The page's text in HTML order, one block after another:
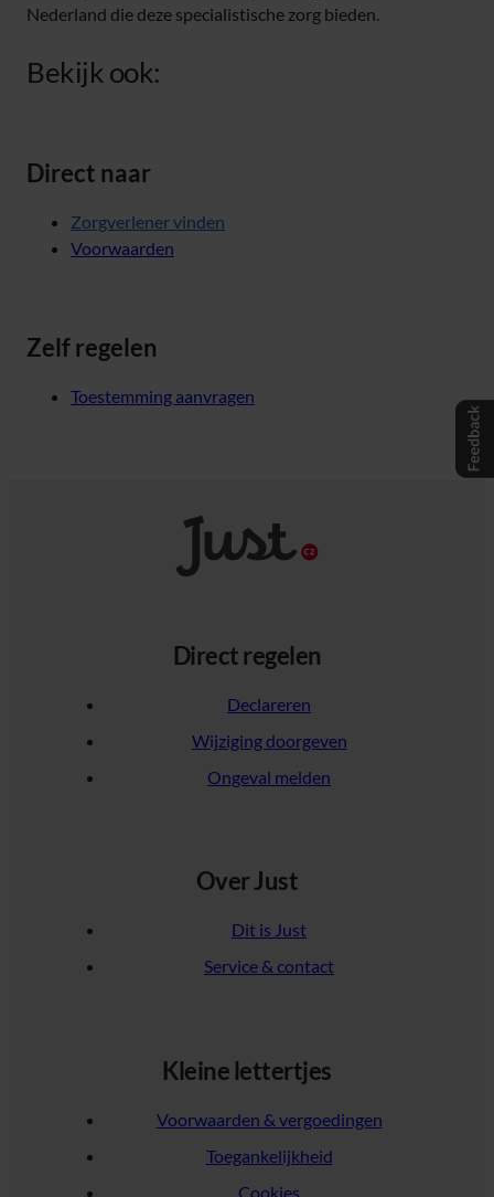
Nederland die deze specialistische zorg bieden.
Bekijk ook:
Direct naar
Zorgverlener vinden
Voorwaarden
Zelf regelen
Toestemming aanvragen
Direct regelen
Declareren
Wijziging doorgeven
Ongeval melden
Over Just
Dit is Just
Service & contact
Kleine lettertjes
Voorwaarden & vergoedingen
Toegankelijkheid
Cookies